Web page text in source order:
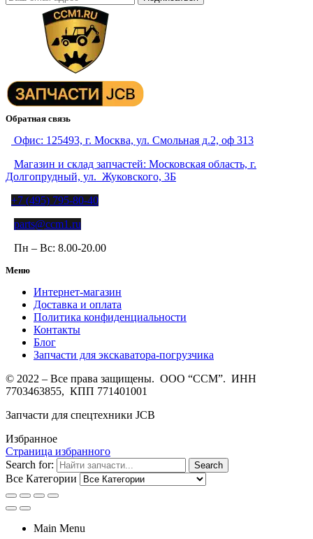
Обратная связь
Офис: 125493, г. Москва, ул. Смольная д.2, оф 313
Магазин и склад запчастей: Московская область, г.
Долгопрудный, ул. Жуковского, 3Б
+7 (495) 795-80-40
parts@ccm1.ru
Пн – Вс: 8.00-20.00
Меню
Интернет-магазин
Доставка и оплата
Политика конфиденциальности
Контакты
Блог
Запчасти для экскаватора-погрузчика
© 2022 – Все права защищены. ООО “ССМ”. ИНН
7703463855, КПП 771401001
Запчасти для спецтехники JCB
Избранное
Страница избранного
Search for:
Search
Все Категории
Main Menu